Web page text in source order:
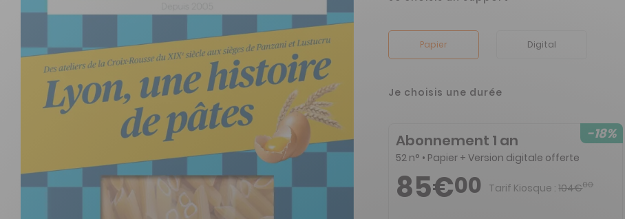
Papier Digital
Je choisis une durée
-18%
Abonnement 1 an
52 n° • Papier + Version digitale offerte
85€00 Tarif Kiosque : 104€00